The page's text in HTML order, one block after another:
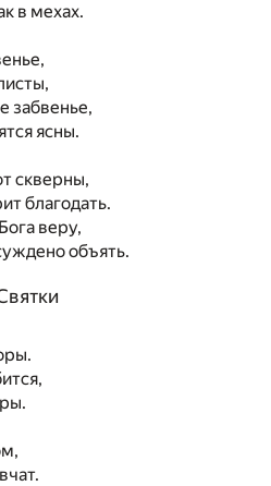
в мехах.
забвенье,
ясны.
скверны,
благодать.
веру,
объять.